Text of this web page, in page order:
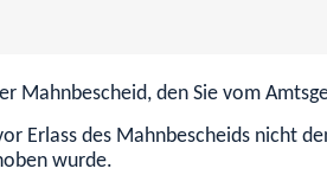
Mahnbescheid, den Sie vom
Erlass des Mahnbescheids nicht
wurde.